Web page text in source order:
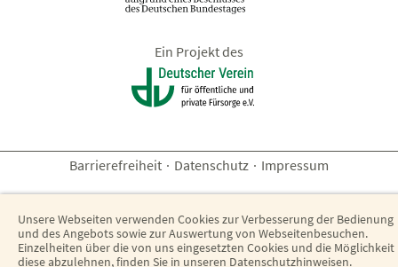
Ein Projekt des
Barrierefreiheit · Datenschutz · Impressum
Unsere Webseiten verwenden Cookies zur Verbesserung der Bedienung
und des Angebots sowie zur Auswertung von Webseitenbesuchen.
Einzelheiten über die von uns eingesetzten Cookies und die Möglichkeit
diese abzulehnen, finden Sie in unseren Datenschutzhinweisen.